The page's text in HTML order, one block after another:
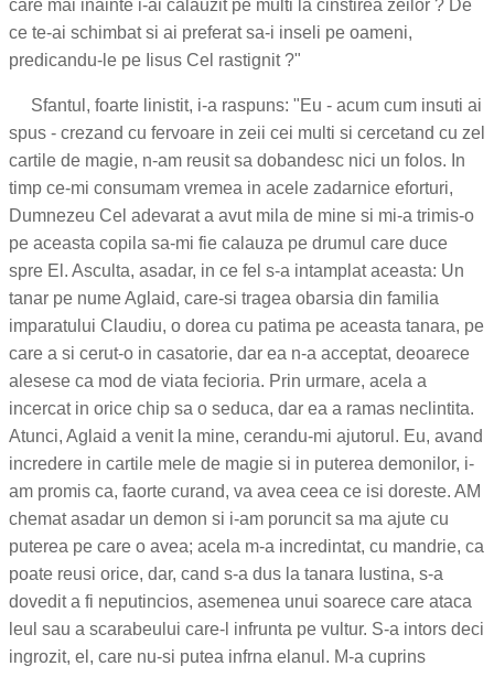
care mai inainte i-ai calauzit pe multi la cinstirea zeilor ? De
ce te-ai schimbat si ai preferat sa-i inseli pe oameni,
predicandu-le pe Iisus Cel rastignit ?"
Sfantul, foarte linistit, i-a raspuns: "Eu - acum cum insuti ai
spus - crezand cu fervoare in zeii cei multi si cercetand cu zel
cartile de magie, n-am reusit sa dobandesc nici un folos. In
timp ce-mi consumam vremea in acele zadarnice eforturi,
Dumnezeu Cel adevarat a avut mila de mine si mi-a trimis-o
pe aceasta copila sa-mi fie calauza pe drumul care duce
spre El. Asculta, asadar, in ce fel s-a intamplat aceasta: Un
tanar pe nume Aglaid, care-si tragea obarsia din familia
imparatului Claudiu, o dorea cu patima pe aceasta tanara, pe
care a si cerut-o in casatorie, dar ea n-a acceptat, deoarece
alesese ca mod de viata fecioria. Prin urmare, acela a
incercat in orice chip sa o seduca, dar ea a ramas neclintita.
Atunci, Aglaid a venit la mine, cerandu-mi ajutorul. Eu, avand
incredere in cartile mele de magie si in puterea demonilor, i-
am promis ca, faorte curand, va avea ceea ce isi doreste. AM
chemat asadar un demon si i-am poruncit sa ma ajute cu
puterea pe care o avea; acela m-a incredintat, cu mandrie, ca
poate reusi orice, dar, cand s-a dus la tanara Iustina, s-a
dovedit a fi neputincios, asemenea unui soarece care ataca
leul sau a scarabeului care-l infrunta pe vultur. S-a intors deci
ingrozit, el, care nu-si putea infrna elanul. M-a cuprins